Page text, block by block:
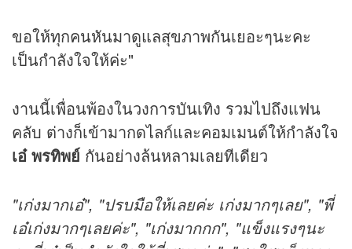
ขอให้ทุกคนหันมาดูแลสุขภาพกันเยอะๆนะคะ
เป็นกำลังใจให้ค่ะ"
งานนี้เพื่อนพ้องในวงการบันเทิง รวมไปถึงแฟน
คลับ ต่างก็เข้ามากดไลก์และคอมเมนต์ให้กำลังใจ
เอ๋ พรทิพย์ กันอย่างล้นหลามเลยทีเดียว
"เก่งมากเอ๋", "ปรบมือให้เลยค่ะ เก่งมากๆเลย", "พี่
เอ๋เก่งมากๆเลยค่ะ", "เก่งมากกก", "แข็งแรงๆนะ